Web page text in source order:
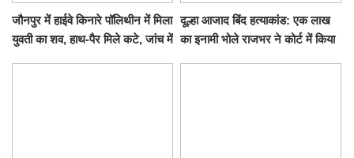
जौनपुर में हाईवे किनारे पॉलिथीन में मिला
युवती का शव, हाथ-पैर मिले कटे, जांच में
दूल्हा आजाद बिंद हत्याकांड: एक लाख
का इनामी भोले राजभर ने कोर्ट में किया